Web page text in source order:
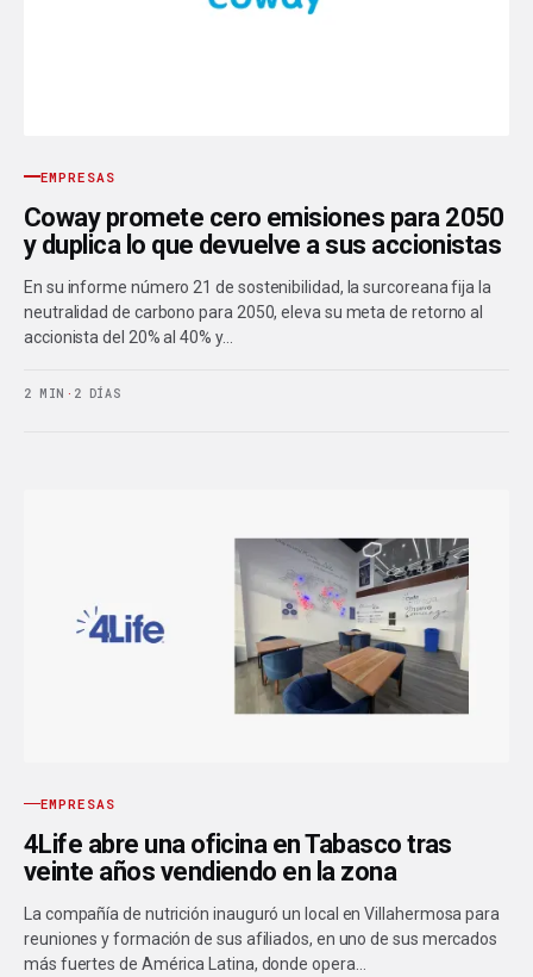
EMPRESAS
Coway promete cero emisiones para 2050
y duplica lo que devuelve a sus accionistas
En su informe número 21 de sostenibilidad, la surcoreana fija la
neutralidad de carbono para 2050, eleva su meta de retorno al
accionista del 20% al 40% y…
2 MIN · 2 DÍAS
EMPRESAS
4Life abre una oficina en Tabasco tras
veinte años vendiendo en la zona
La compañía de nutrición inauguró un local en Villahermosa para
reuniones y formación de sus afiliados, en uno de sus mercados
más fuertes de América Latina, donde opera…